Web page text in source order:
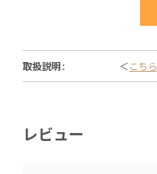
取扱説明: ＜こちら
レビュー